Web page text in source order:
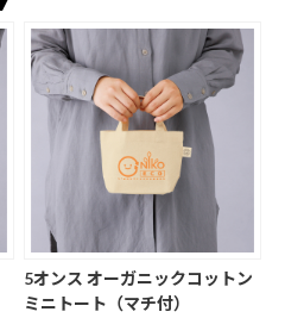
5オンス オーガニックコットン
ミニトート（マチ付）